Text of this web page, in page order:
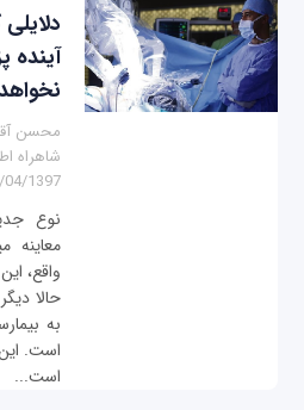
محسن
شاهراه
1397 - 12:45
نوع
واقع،
حالا
است.
است...